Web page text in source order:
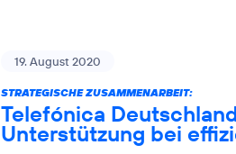
19. August 2020
STRATEGISCHE ZUSAMMENARBEIT:
Telefónica
Unterstützung bei